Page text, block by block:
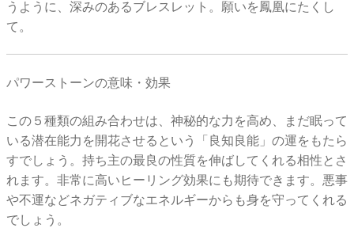
うように、深みのあるブレスレット。願いを鳳凰にたくし
て。
パワーストーンの意味・効果
この５種類の組み合わせは、神秘的な力を高め、まだ眠って
いる潜在能力を開花させるという「良知良能」の運をもたら
すでしょう。持ち主の最良の性質を伸ばしてくれる相性とさ
れます。非常に高いヒーリング効果にも期待できます。悪事
や不運などネガティブなエネルギーからも身を守ってくれる
でしょう。